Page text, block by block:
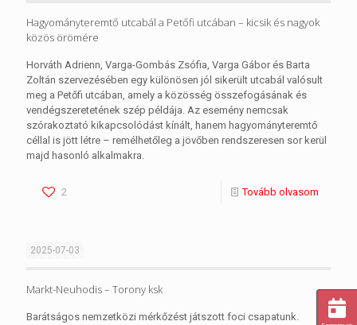
Hagyományteremtő utcabál a Petőfi utcában – kicsik és nagyok
közös örömére
Horváth Adrienn, Varga-Gombás Zsófia, Varga Gábor és Barta
Zoltán szervezésében egy különösen jól sikerült utcabál valósult
meg a Petőfi utcában, amely a közösség összefogásának és
vendégszeretetének szép példája. Az esemény nemcsak
szórakoztató kikapcsolódást kínált, hanem hagyományteremtő
céllal is jött létre – remélhetőleg a jövőben rendszeresen sor kerül
majd hasonló alkalmakra.
2 Tovább olvasom
2025-07-03
Markt-Neuhodis – Torony ksk
Barátságos nemzetközi mérkőzést játszott foci csapatunk.